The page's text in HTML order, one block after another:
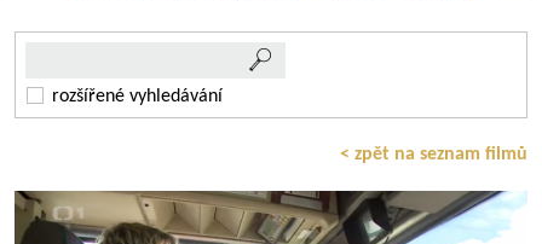
rozšířené vyhledávání
< zpět na seznam filmů